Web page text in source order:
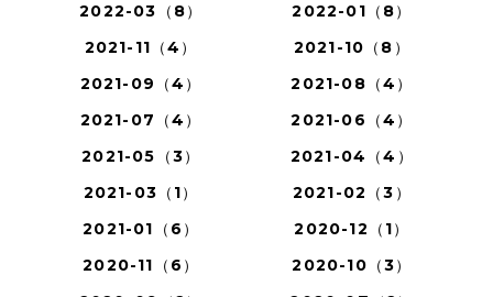
2022-03（8）
2022-01（8）
2021-11（4）
2021-10（8）
2021-09（4）
2021-08（4）
2021-07（4）
2021-06（4）
2021-05（3）
2021-04（4）
2021-03（1）
2021-02（3）
2021-01（6）
2020-12（1）
2020-11（6）
2020-10（3）